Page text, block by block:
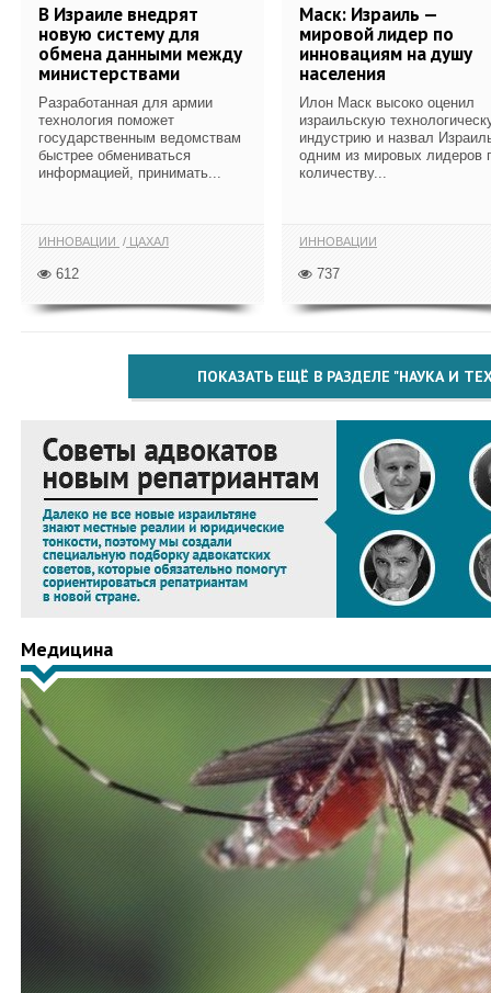
В Израиле внедрят
новую систему для
обмена данными между
министерствами
Разработанная для армии
технология поможет
государственным ведомствам
быстрее обмениваться
информацией, принимать...
ИННОВАЦИИ ЦАХАЛ
612
Маск: Израиль —
мировой лидер по
инновациям на душу
населения
Илон Маск высоко оценил
израильскую
индустрию и назвал
одним из мировых лидеров
количеству...
ИННОВАЦИИ
737
ПОКАЗАТЬ ЕЩЁ В РАЗДЕЛЕ "НАУКА И
Медицина